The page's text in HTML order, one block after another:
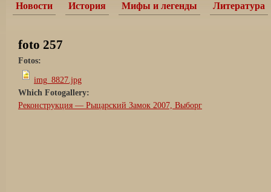
Новости История Мифы и легенды Литература
foto 257
Fotos:
img_8827.jpg
Which Fotogallery:
Реконструкция — Рыцарский Замок 2007, Выборг